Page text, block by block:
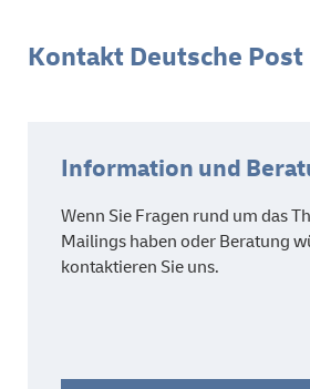
Kontakt Deutsche Post
Information und
Wenn Sie Fragen rund um das
Mailings haben oder Beratung
kontaktieren Sie uns.